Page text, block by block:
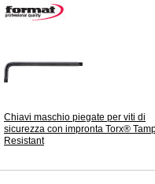
Chiavi maschio piegate per viti di
sicurezza con impronta Torx®
Resistant